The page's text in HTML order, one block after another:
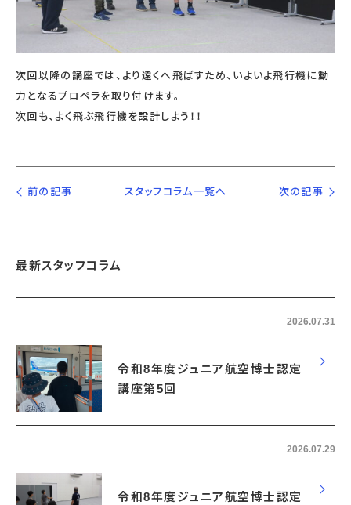
次回以降の講座では、より遠くへ飛ばすため、いよいよ飛行機に動
力となるプロペラを取り付けます。
次回も、よく飛ぶ飛行機を設計しよう！！
前の記事 スタッフコラム一覧へ 次の記事
最新スタッフコラム
令和8年度ジュニア航空博士認定
講座第5回
2026.07.31
令和8年度ジュニア航空博士認定
2026.07.29